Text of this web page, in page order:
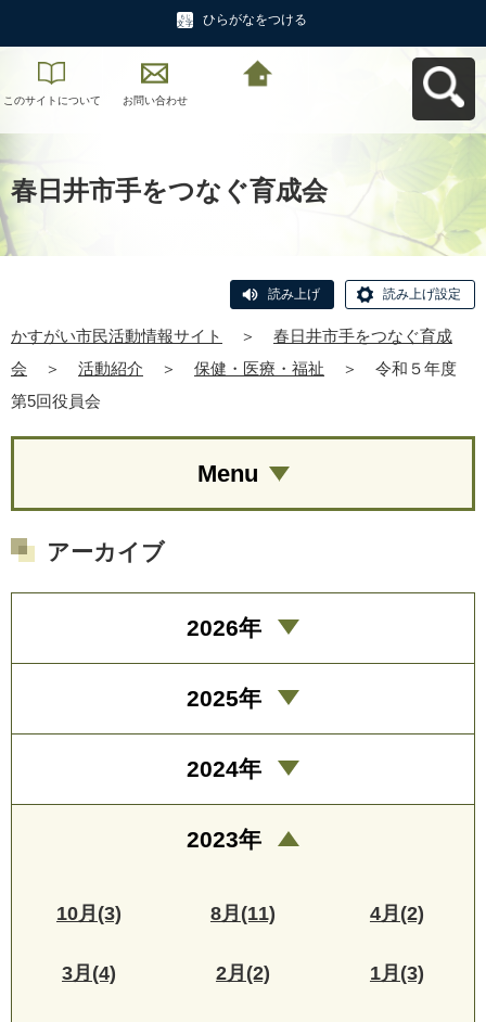
ひらがなをつける
このサイトについて お問い合わせ
春日井市手をつなぐ育成会
読み上げ 読み上げ設定
かすがい市民活動情報サイト ＞
春日井市手をつなぐ育成
会
＞ 活動紹介 ＞ 保健・医療・福祉 ＞
令和５年度
第5回役員会
Menu
アーカイブ
2026年
2025年
2024年
2023年
10月(3) 8月(11) 4月(2)
3月(4) 2月(2) 1月(3)